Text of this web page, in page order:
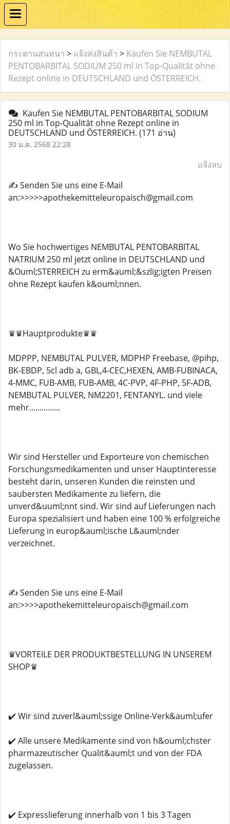
กระดานสนทนา > แจ้งส่งสินค้า > Kaufen Sie NEMBUTAL
PENTOBARBITAL SODIUM 250 ml in Top-Qualität ohne
Rezept online in DEUTSCHLAND und ÖSTERREICH.
Kaufen Sie NEMBUTAL PENTOBARBITAL SODIUM
250 ml in Top-Qualität ohne Rezept online in
DEUTSCHLAND und ÖSTERREICH. (171 อ่าน)
30 ม.ค. 2568 22:28
แจ้งลบ
✍️ Senden Sie uns eine E-Mail
an:>>>>>apothekemitteleuropaisch@gmail.com
Wo Sie hochwertiges NEMBUTAL PENTOBARBITAL
NATRIUM 250 ml jetzt online in DEUTSCHLAND und
&Ouml;STERREICH zu erm&auml;&szlig;igten Preisen
ohne Rezept kaufen k&ouml;nnen.
♛♛Hauptprodukte♛♛
MDPPP, NEMBUTAL PULVER, MDPHP Freebase, @pihp,
BK-EBDP, 5cl adb a, GBL,4-CEC,HEXEN, AMB-FUBINACA,
4-MMC, FUB-AMB, FUB-AMB, 4C-PVP, 4F-PHP, 5F-ADB,
NEMBUTAL PULVER, NM2201, FENTANYL. und viele
mehr...............
Wir sind Hersteller und Exporteure von chemischen
Forschungsmedikamenten und unser Hauptinteresse
besteht darin, unseren Kunden die reinsten und
saubersten Medikamente zu liefern, die
unverd&uuml;nnt sind. Wir sind auf Lieferungen nach
Europa spezialisiert und haben eine 100 % erfolgreiche
Lieferung in europ&auml;ische L&auml;nder
verzeichnet.
✍️ Senden Sie uns eine E-Mail
an:>>>>apothekemitteleuropaisch@gmail.com
♛VORTEILE DER PRODUKTBESTELLUNG IN UNSEREM
SHOP♛
✔️ Wir sind zuverl&auml;ssige Online-Verk&auml;ufer
✔️ Alle unsere Medikamente sind von h&ouml;chster
pharmazeutischer Qualit&auml;t und von der FDA
zugelassen.
✔️ Expresslieferung innerhalb von 1 bis 3 Tagen